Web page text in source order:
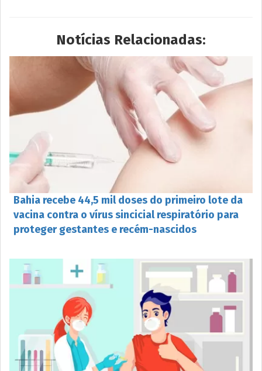
Notícias Relacionadas:
Bahia recebe 44,5 mil doses do primeiro lote da
vacina contra o vírus sincicial respiratório para
proteger gestantes e recém-nascidos